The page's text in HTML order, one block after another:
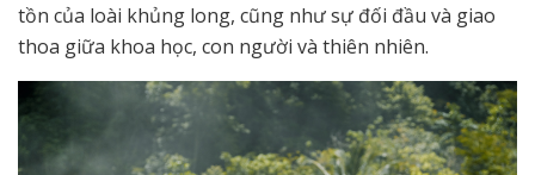
tồn của loài khủng long, cũng như sự đối đầu và giao
thoa giữa khoa học, con người và thiên nhiên.